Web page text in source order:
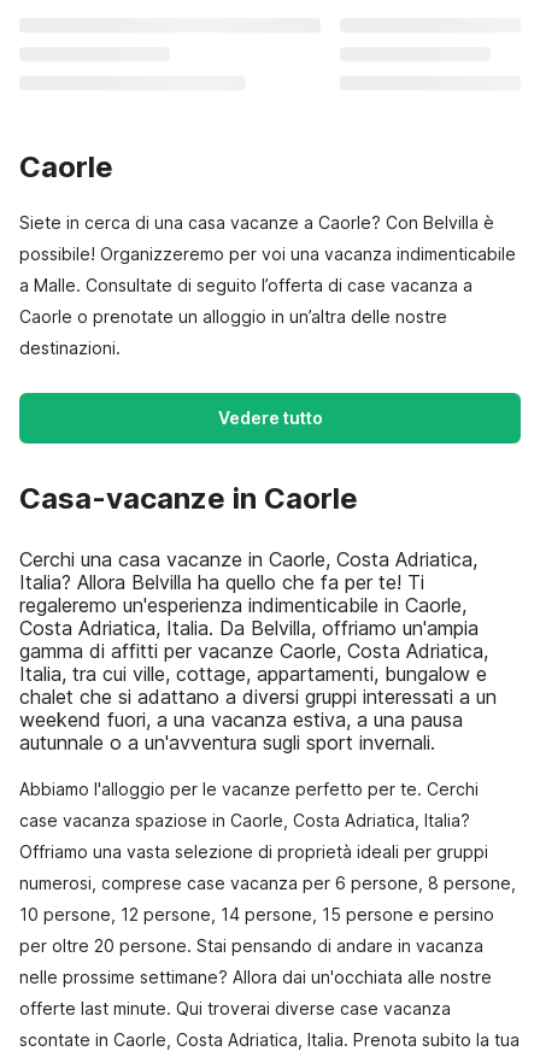
Caorle
Siete in cerca di una casa vacanze a Caorle? Con Belvilla è
possibile! Organizzeremo per voi una vacanza indimenticabile
a Malle. Consultate di seguito l’offerta di case vacanza a
Caorle o prenotate un alloggio in un’altra delle nostre
destinazioni.
Vedere tutto
Casa-vacanze in Caorle
Cerchi una casa vacanze in Caorle, Costa Adriatica,
Italia? Allora Belvilla ha quello che fa per te! Ti
regaleremo un'esperienza indimenticabile in Caorle,
Costa Adriatica, Italia. Da Belvilla, offriamo un'ampia
gamma di affitti per vacanze Caorle, Costa Adriatica,
Italia, tra cui ville, cottage, appartamenti, bungalow e
chalet che si adattano a diversi gruppi interessati a un
weekend fuori, a una vacanza estiva, a una pausa
autunnale o a un'avventura sugli sport invernali.
Abbiamo l'alloggio per le vacanze perfetto per te. Cerchi
case vacanza spaziose in Caorle, Costa Adriatica, Italia?
Offriamo una vasta selezione di proprietà ideali per gruppi
numerosi, comprese case vacanza per 6 persone, 8 persone,
10 persone, 12 persone, 14 persone, 15 persone e persino
per oltre 20 persone. Stai pensando di andare in vacanza
nelle prossime settimane? Allora dai un'occhiata alle nostre
offerte last minute. Qui troverai diverse case vacanza
scontate in Caorle, Costa Adriatica, Italia. Prenota subito la tua